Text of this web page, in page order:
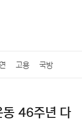
고용 국방
화폐 블록체인
46주년 다